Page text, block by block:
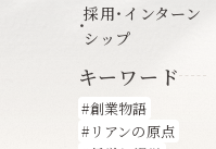
採用・インターン
シップ
キーワード
創業物語
リアンの原点